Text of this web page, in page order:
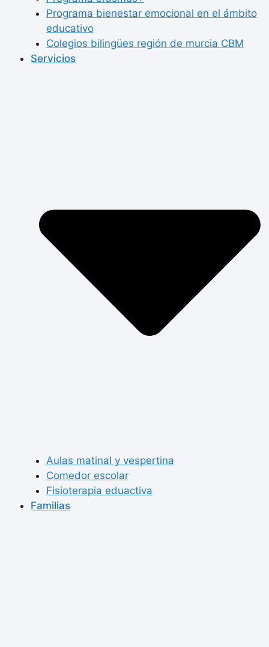
Programa bienestar emocional en el ámbito
educativo
Colegios bilingües región de murcia CBM
Servicios
Aulas matinal y vespertina
Comedor escolar
Fisioterapia eduactiva
Familias